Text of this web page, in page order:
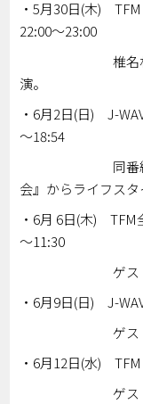
・5月30日(木)
22:00～23:00
椎名林檎 先
演。
・6月2日(日) J-
～18:54
同番組には5
会』からライフスタ
・6月 6日(木) TFM
～11:30
ゲスト出
・6月9日(日) J-
ゲスト出
・6月12日(水)
ゲスト